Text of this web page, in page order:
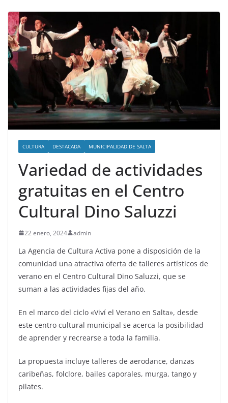
CULTURA DESTACADA MUNICIPALIDAD DE SALTA
Variedad de actividades
gratuitas en el Centro
Cultural Dino Saluzzi
22 enero, 2024 admin
La Agencia de Cultura Activa pone a disposición de la
comunidad una atractiva oferta de talleres artísticos de
verano en el Centro Cultural Dino Saluzzi, que se
suman a las actividades fijas del año.
En el marco del ciclo «Viví el Verano en Salta», desde
este centro cultural municipal se acerca la posibilidad
de aprender y recrearse a toda la familia.
La propuesta incluye talleres de aerodance, danzas
caribeñas, folclore, bailes caporales, murga, tango y
pilates.